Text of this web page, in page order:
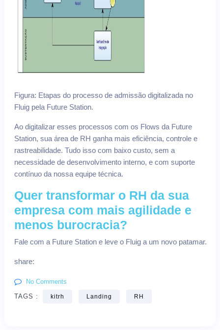
Figura: Etapas do processo de admissão digitalizada no
Fluig pela Future Station.
Ao digitalizar esses processos com os Flows da Future
Station, sua área de RH ganha mais eficiência, controle e
rastreabilidade. Tudo isso com baixo custo, sem a
necessidade de desenvolvimento interno, e com suporte
contínuo da nossa equipe técnica.
Quer transformar o RH da sua
empresa com mais agilidade e
menos burocracia?
Fale com a Future Station e leve o Fluig a um novo patamar.
share:
No Comments
TAGS :
kitrh Landing RH